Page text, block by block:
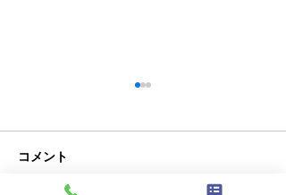
私事ですが…✌️
コメント